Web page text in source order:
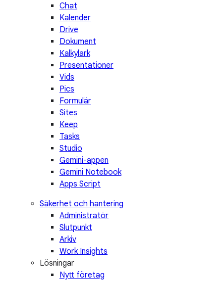
Chat
Kalender
Drive
Dokument
Kalkylark
Presentationer
Vids
Pics
Formulär
Sites
Keep
Tasks
Studio
Gemini-appen
Gemini Notebook
Apps Script
Säkerhet och hantering
Administratör
Slutpunkt
Arkiv
Work Insights
Lösningar
Nytt företag